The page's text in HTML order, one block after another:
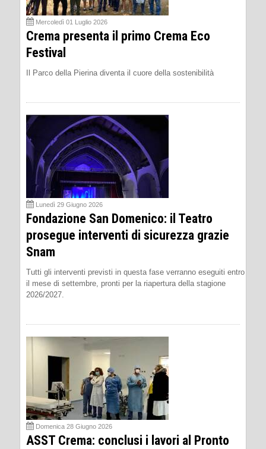
Mercoledì 01 Luglio 2026
Crema presenta il primo Crema Eco
Festival
Il Parco della Pierina diventa il cuore della sostenibilità
Lunedì 29 Giugno 2026
Fondazione San Domenico: il Teatro
prosegue interventi di sicurezza grazie
Snam
Tutti gli interventi previsti in questa fase verranno eseguiti entro
il mese di settembre, pronti per la riapertura della stagione
2026/2027.
Domenica 28 Giugno 2026
ASST Crema: conclusi i lavori al Pronto